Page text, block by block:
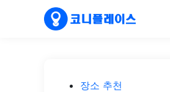
Posted장소 추천